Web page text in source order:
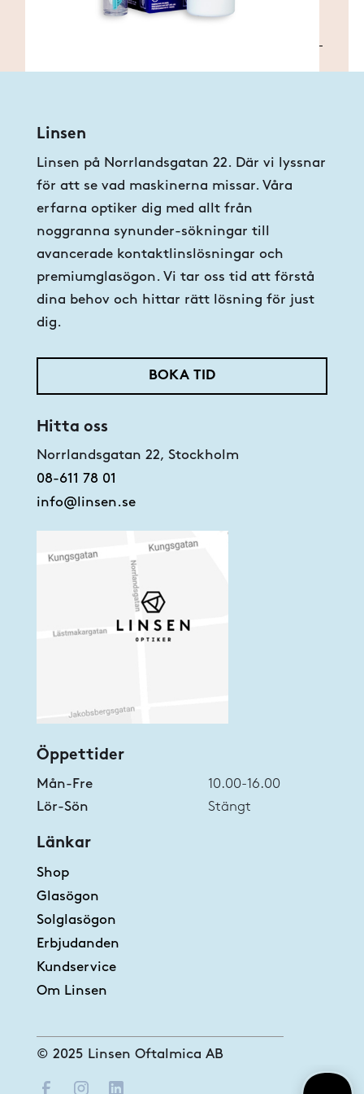
stor och finns för alla typer av
Linsen
Linsen på Norrlandsgatan 22. Där vi lyssnar
för att se vad maskinerna missar. Våra
erfarna optiker dig med allt från
noggranna synunder-sökningar till
avancerade kontaktlinslösningar och
premiumglasögon. Vi tar oss tid att förstå
dina behov och hittar rätt lösning för just
dig.
BOKA TID
Hitta oss
Norrlandsgatan 22, Stockholm
08-611 78 01
info@linsen.se
Öppettider
Mån-Fre
10.00-16.00
Lör-Sön
Stängt
Länkar
Shop
Glasögon
Solglasögon
Erbjudanden
Kundservice
Om Linsen
© 2025 Linsen Oftalmica AB